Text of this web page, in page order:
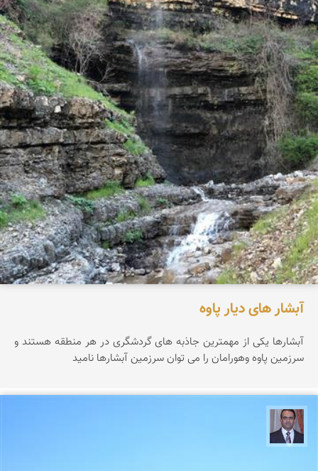
آبشار های دیار پاوه
آبشارها یکی از مهمترین جاذبه های گردشگری در هر منطقه هستند و
سرزمین پاوه وهورامان را می توان سرزمین آبشارها نامید